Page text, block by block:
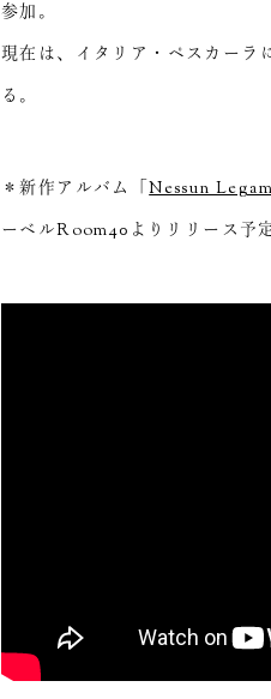
参加。
現在は、イタリア・ペスカー
る。
＊新作アルバム「Nessun
ーベルRoom40よりリリース予定